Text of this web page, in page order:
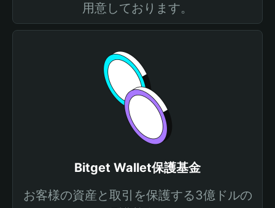
用意しております。
Bitget Wallet保護基金
お客様の資産と取引を保護する3億ドルの